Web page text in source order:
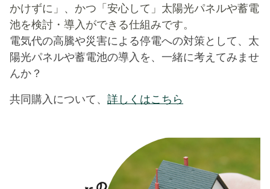
かけずに」、かつ「安心して」太陽光パネルや蓄電
池を検討・導入ができる仕組みです。
電気代の高騰や災害による停電への対策として、太
陽光パネルや蓄電池の導入を、一緒に考えてみませ
んか？
共同購入について、 詳しくはこちら